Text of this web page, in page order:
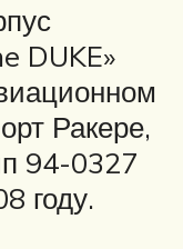
DUKE»
Ракере,
94-0327
году.